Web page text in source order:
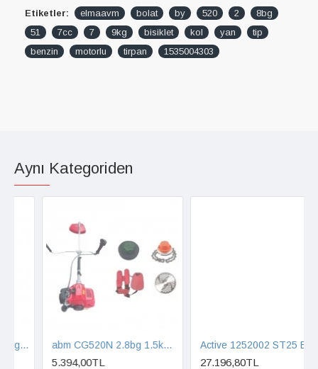
Etiketler: elmaavm bolat by 520 2
8bg
51
7cc 7 9kg bisiklet kol yan
tip
benzin
motorlu tirpan 1535004303
Aynı Kategoriden
abm CG520N 2.8bg 1.5kW 52.8cc 28mm 8kg Bisiklet Kol Yan Tip Benzin Motorlu Tırpan
5.394,00TL
Active 1252002 ST25 B 1.7bg 25.4cc 24mm 5.3 kg Yan Tip Benzin Motorlu Tırpan
27.196,80TL